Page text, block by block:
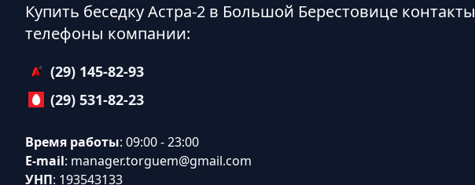
Купить беседку Астра-2 в Большой Берестовице контакты
телефоны компании:
(29) 145-82-93
(29) 531-82-23
Время работы: 09:00 - 23:00
E-mail: manager.torguem@gmail.com
УНП: 193543133